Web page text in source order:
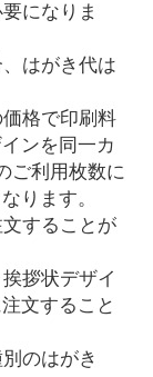
になりま
はがき代は
格で印刷料
ンを同一カ
ご利用枚数に
ります。
することが
拶状デザイ
文すること
のはがき